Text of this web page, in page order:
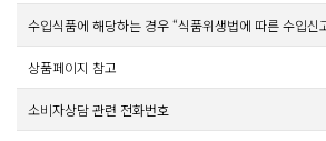
수입식품에 해당하는 경우 “식품위생법에 따른 수입신
상품페이지 참고
소비자상담 관련 전화번호